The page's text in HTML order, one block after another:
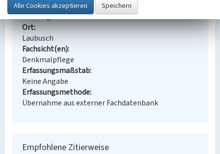
Schlagwörter
Siedlungsteil
Ort
Laubusch
Fachsicht(en)
Denkmalpflege
Erfassungsmaßstab
Keine Angabe
Erfassungsmethode
Übernahme aus externer Fachdatenbank
Empfohlene Zitierweise